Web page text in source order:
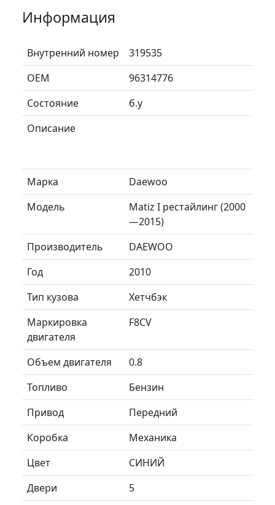
Информация
Внутренний номер
319535
ОЕМ
96314776
Состояние
б.у
Описание
Марка
Daewoo
Модель
Matiz I рестайлинг (2000
—2015)
Производитель
DAEWOO
Год
2010
Тип кузова
Хетчбэк
Маркировка
двигателя
F8CV
Объем двигателя
0.8
Топливо
Бензин
Привод
Передний
Коробка
Механика
Цвет
СИНИЙ
Двери
5